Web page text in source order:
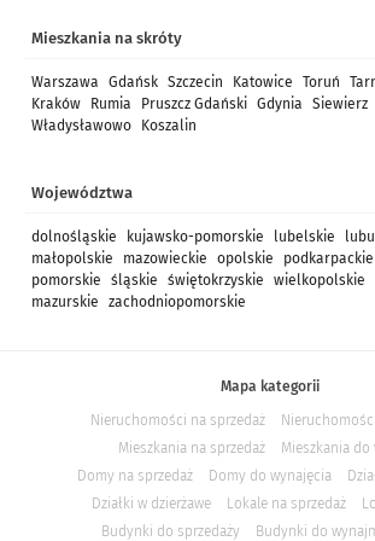
Mieszkania na skróty
Warszawa Gdańsk Szczecin Katowice Toruń
Kraków
Rumia Pruszcz Gdański Gdynia Siewierz
Władysławowo
Koszalin
Województwa
dolnośląskie kujawsko-pomorskie lubelskie
małopolskie
mazowieckie opolskie podkarpackie
pomorskie
śląskie świętokrzyskie wielkopolskie
mazurskie
zachodniopomorskie
Mapa kategorii
Nieruchomości na sprzedaż
Mieszkania na sprzedaż
Mieszkania do
Domy na sprzedaż
Domy do wynajęcia
Działki w dzierżawe
Lokale na sprzedaż
Budynki do sprzedaży
Budynki do